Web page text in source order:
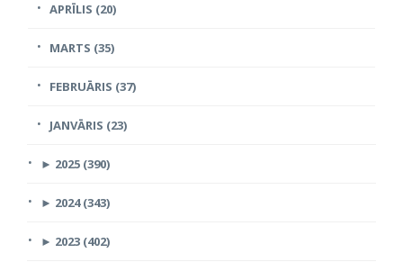
APRĪLIS (20)
MARTS (35)
FEBRUĀRIS (37)
JANVĀRIS (23)
► 2025 (390)
► 2024 (343)
► 2023 (402)